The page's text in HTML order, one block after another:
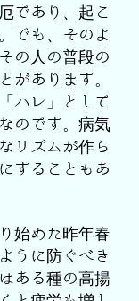
であり、起こ
でも、そのよ
の人の普段の
があります。
ハレ」として
のです。病気
リズムが作ら
することもあ
始めた昨年春
うに防ぐべき
ある種の高揚